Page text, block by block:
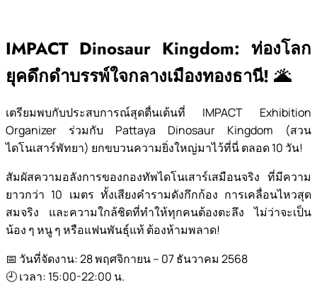
IMPACT Dinosaur Kingdom: ท่องโลก
ยุคดึกดำบรรพ์ใจกลางเมืองทองธานี! 🌋
เตรียมพบกับประสบการณ์สุดตื่นเต้นที่ IMPACT Exhibition
Organizer ร่วมกับ Pattaya Dinosaur Kingdom (สวน
ไดโนเสาร์พัทยา) ยกขบวนความยิ่งใหญ่มาไว้ที่นี่ ตลอด 10 วัน!
สัมผัสความอลังการของกองทัพไดโนเสาร์เสมือนจริง ที่มีความ
ยาวกว่า 10 เมตร ทั้งเสียงคำรามดังกึกก้อง การเคลื่อนไหวสุด
สมจริง และความใกล้ชิดที่ทำให้ทุกคนต้องตะลึง ไม่ว่าจะเป็น
น้อง ๆ หนู ๆ หรือแฟนพันธุ์แท้ ต้องห้ามพลาด!
📅 วันที่จัดงาน: 28 พฤศจิกายน – 07 ธันวาคม 2568
🕘 เวลา: 15:00-22:00 น.